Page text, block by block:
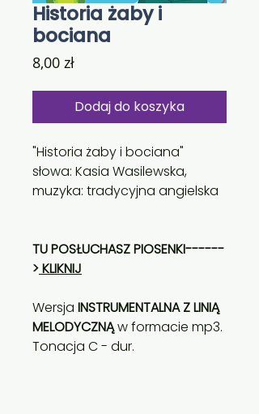
Historia żaby i
bociana
8,00 złCena
Dodaj do koszyka
"Historia żaby i bociana"
słowa: Kasia Wasilewska,
muzyka: tradycyjna angielska
TU POSŁUCHASZ PIOSENKI------
>KLIKNIJ
Wersja INSTRUMENTALNA Z LINIĄ
MELODYCZNĄw formacie mp3.
Tonacja C - dur.